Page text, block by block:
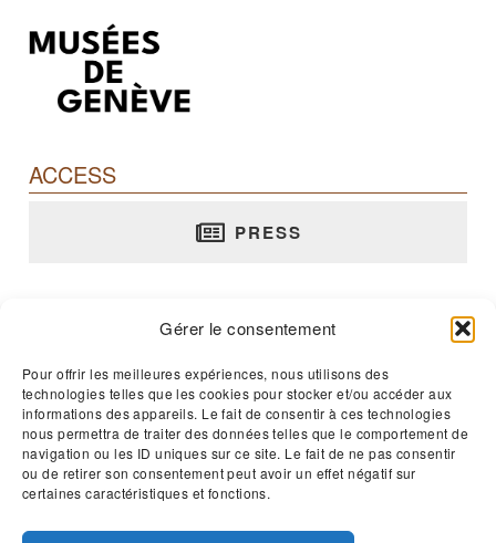
Gérer le consentement
Pour offrir les meilleures expériences, nous utilisons des
technologies telles que les cookies pour stocker et/ou accéder aux
informations des appareils. Le fait de consentir à ces technologies
nous permettra de traiter des données telles que le comportement de
navigation ou les ID uniques sur ce site. Le fait de ne pas consentir
ou de retirer son consentement peut avoir un effet négatif sur
certaines caractéristiques et fonctions.
ACCESS
PRESS
rue Jean-Calvin, 10 - 1204 Genève
T. +41 22 312 02 70
E-mail :musee@barbier-mueller.ch
Open 365 days a year - 11am to 5pm